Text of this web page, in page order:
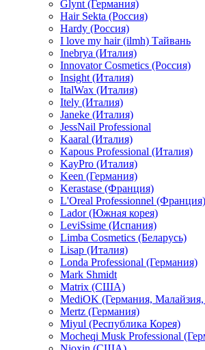
Glynt (Германия)
Hair Sekta (Россия)
Hardy (Россия)
I love my hair (ilmh) Тайвань
Inebrya (Италия)
Innovator Cosmetics (Россия)
Insight (Италия)
ItalWax (Италия)
Itely (Италия)
Janeke (Италия)
JessNail Professional
Kaaral (Италия)
Kapous Professional (Италия)
KayPro (Италия)
Keen (Германия)
Kerastase (Франция)
L'Oreal Professionnel (Франция)
Lador (Южная корея)
LeviSsime (Испания)
Limba Cosmetics (Беларусь)
Lisap (Италия)
Londa Professional (Германия)
Mark Shmidt
Matrix (США)
MediOK (Германия,
Mertz (Германия)
Miyul (Республика Корея)
Mocheqi Musk Professional